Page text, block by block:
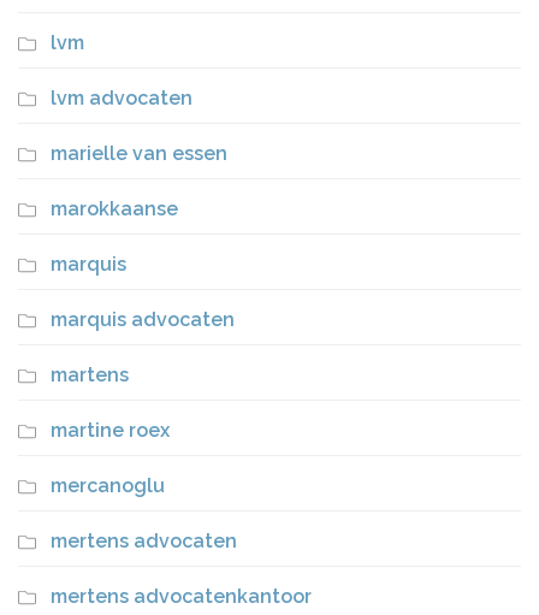
lvm
lvm advocaten
marielle van essen
marokkaanse
marquis
marquis advocaten
martens
martine roex
mercanoglu
mertens advocaten
mertens advocatenkantoor